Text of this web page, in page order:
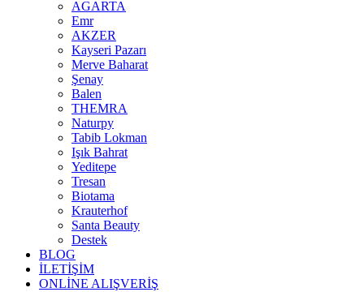
AGARTA
Emr
AKZER
Kayseri Pazarı
Merve Baharat
Şenay
Balen
THEMRA
Naturpy
Tabib Lokman
Işık Bahrat
Yeditepe
Tresan
Biotama
Krauterhof
Santa Beauty
Destek
BLOG
İLETİŞİM
ONLİNE ALIŞVERİŞ